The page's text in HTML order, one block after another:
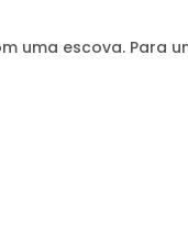
uma escova. Para